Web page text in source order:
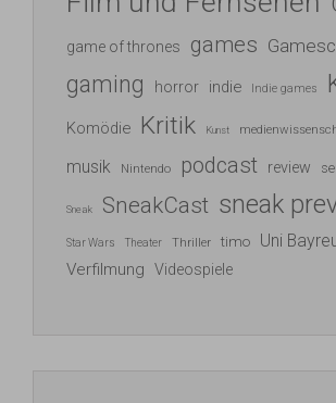
game of thrones games
gaming horror indie Indie games
Komödie Kritik Kunst
musik Nintendo podcast review
Sneak SneakCast sneak
Star Wars Theater Thriller timo Uni
Verfilmung Videospiele